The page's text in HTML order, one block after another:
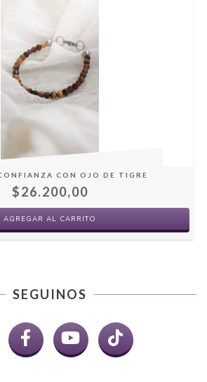
CON OJO DE TIGRE
$26.200,00
SEGUINOS